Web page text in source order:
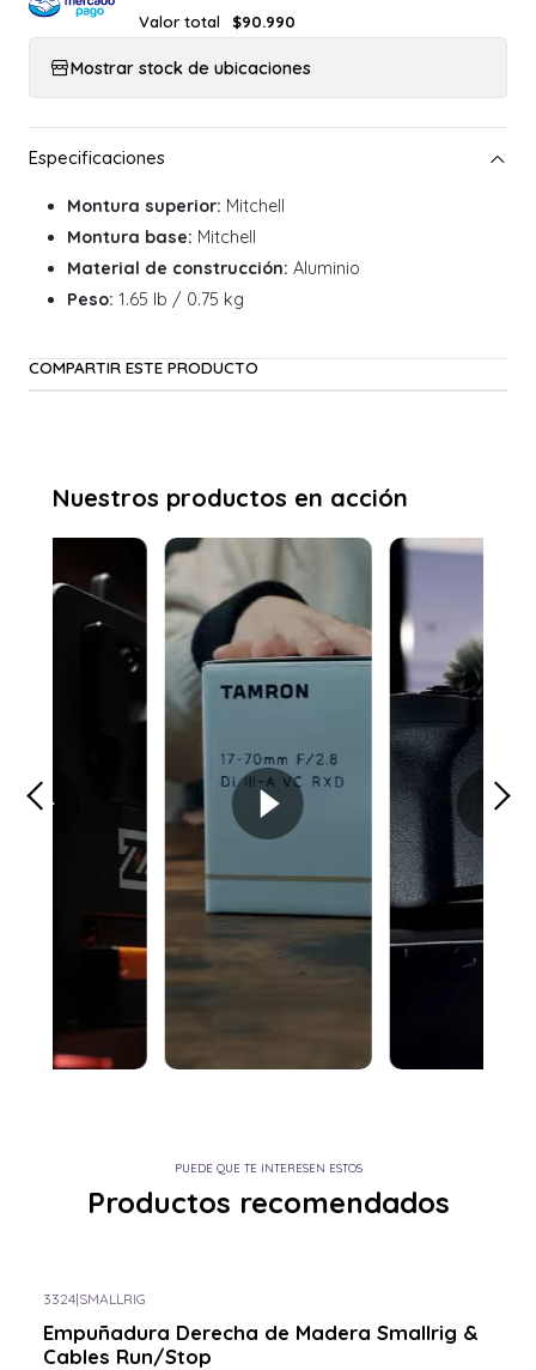
Valor total
$90.990
Mostrar stock de ubicaciones
Montura superior: Mitchell
Montura base: Mitchell
Material de construcción: Aluminio
Peso: 1.65 lb / 0.75 kg
COMPARTIR ESTE PRODUCTO
PUEDE QUE TE INTERESEN ESTOS
Productos recomendados
3324|SMALLRIG
Empuñadura Derecha de Madera Smallrig &
Cables Run/Stop